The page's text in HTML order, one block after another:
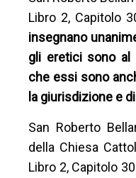
Libro 2, Capitolo
insegnano
gli eretici sono al
che essi sono
la giurisdizione e
San Roberto
della Chiesa
Libro 2, Capitolo